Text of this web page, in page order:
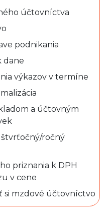
účtovníctva
podnikania
dane
výkazov v termíne
a účtovným
štvrťočný/ročný
priznania k DPH
v cene
si mzdové účtovníctvo